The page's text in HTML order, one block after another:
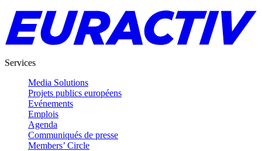
Services
Media Solutions
Projets publics européens
Evénements
Emplois
Agenda
Communiqués de presse
Members’ Circle